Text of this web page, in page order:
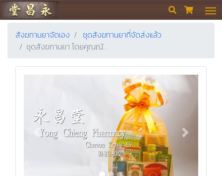
ร้านขายยา ย่งเชียงตึ๊ง  
สังฆทานยาจัดเอง
ชุดสังฆทานยาที่จัดส่งแล้ว
ชุดสังฆทานยา โดยคุณณั…